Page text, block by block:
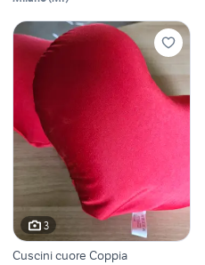
3
Cuscini cuore Coppia